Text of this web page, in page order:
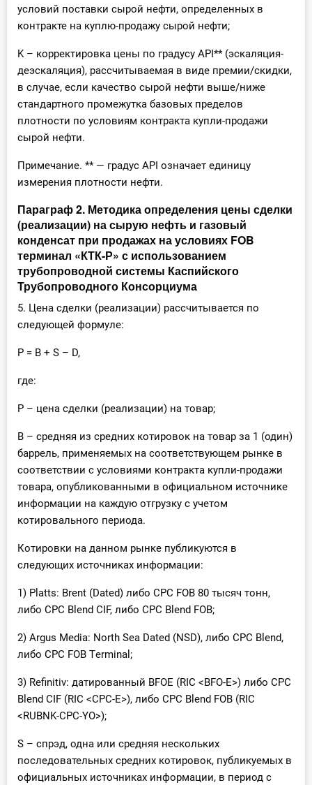
условий поставки сырой нефти, определенных в
контракте на куплю-продажу сырой нефти;
K – корректировка цены по градусу API** (эскаляция-
деэскаляция), рассчитываемая в виде премии/скидки,
в случае, если качество сырой нефти выше/ниже
стандартного промежутка базовых пределов
плотности по условиям контракта купли-продажи
сырой нефти.
Примечание. ** — градус API означает единицу
измерения плотности нефти.
Параграф 2. Методика определения цены сделки
(реализации) на сырую нефть и газовый
конденсат при продажах на условиях FOB
терминал «КТК-Р» с использованием
трубопроводной системы Каспийского
Трубопроводного Консорциума
5. Цена сделки (реализации) рассчитывается по
следующей формуле:
P = B + S – D,
где:
P – цена сделки (реализации) на товар;
B – средняя из средних котировок на товар за 1 (один)
баррель, применяемых на соответствующем рынке в
соответствии с условиями контракта купли-продажи
товара, опубликованными в официальном источнике
информации на каждую отгрузку с учетом
котировального периода.
Котировки на данном рынке публикуются в
следующих источниках информации:
1) Platts: Brent (Dated) либо CPC FOB 80 тысяч тонн,
либо CPC Blend CIF, либо CPC Blend FOB;
2) Argus Media: North Sea Dated (NSD), либо СРС Blend,
либо СРС FOB Тerminal;
3) Refinitiv: датированный BFOE (RIC <BFO-E>) либо CPC
Blend CIF (RIC <CPC-E>), либo CPC Blend FOB (RIC
<RUBNK-CPC-YO>);
S – спрэд, одна или средняя нескольких
последовательных средних котировок, публикуемых в
официальных источниках информации, в период с